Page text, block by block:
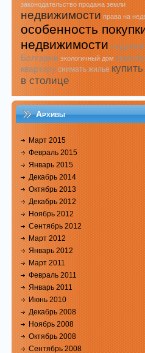
законодательство продажа земли
недвижимости права на
особенность
недвижимости
Болгарии экологичный дом
квартиру снимать жилье
в столице
Архивы
Март 2015
Февраль 2015
Январь 2015
Декабрь 2014
Октябрь 2013
Декабрь 2012
Ноябрь 2012
Сентябрь 2012
Март 2012
Январь 2012
Март 2011
Февраль 2011
Январь 2011
Июнь 2010
Декабрь 2008
Ноябрь 2008
Октябрь 2008
Сентябрь 2008